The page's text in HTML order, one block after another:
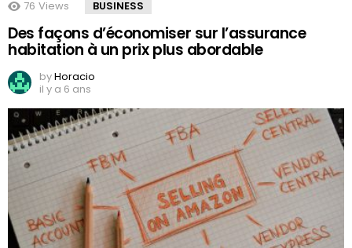
76 Views BUSINESS
Des façons d’économiser sur l’assurance
habitation à un prix plus abordable
byHoracio
il y a 6 ans